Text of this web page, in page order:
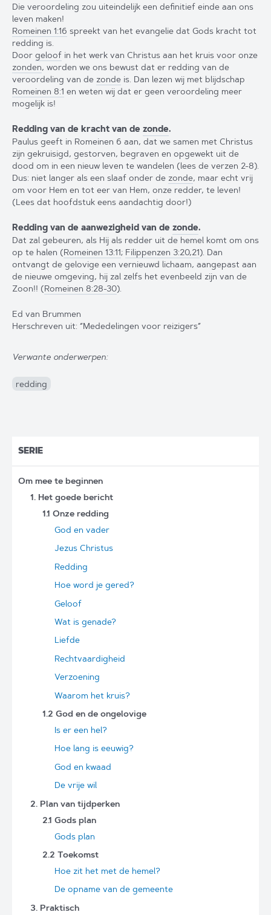
Die veroordeling zou uiteindelijk een definitief einde aan ons
leven maken!
Romeinen 1:16 spreekt van het evangelie dat Gods kracht tot
redding is.
Door geloof in het werk van Christus aan het kruis voor onze
zonden, worden we ons bewust dat er redding van de
veroordeling van de zonde is. Dan lezen wij met blijdschap
Romeinen 8:1 en weten wij dat er geen veroordeling meer
mogelijk is!
Redding van de kracht van de zonde.
Paulus geeft in Romeinen 6 aan, dat we samen met Christus
zijn gekruisigd, gestorven, begraven en opgewekt uit de
dood om in een nieuw leven te wandelen (lees de verzen 2-8).
Dus: niet langer als een slaaf onder de zonde, maar echt vrij
om voor Hem en tot eer van Hem, onze redder, te leven!
(Lees dat hoofdstuk eens aandachtig door!)
Redding van de aanwezigheid van de zonde.
Dat zal gebeuren, als Hij als redder uit de hemel komt om ons
op te halen (Romeinen 13:11; Filippenzen 3:20,21). Dan
ontvangt de gelovige een vernieuwd lichaam, aangepast aan
de nieuwe omgeving, hij zal zelfs het evenbeeld zijn van de
Zoon!! (Romeinen 8:28-30).
Ed van Brummen
Herschreven uit: “Mededelingen voor reizigers”
Verwante onderwerpen:
redding
SERIE
Om mee te beginnen
1. Het goede bericht
1.1 Onze redding
God en vader
Jezus Christus
Redding
Hoe word je gered?
Geloof
Wat is genade?
Liefde
Rechtvaardigheid
Verzoening
Waarom het kruis?
1.2 God en de ongelovige
Is er een hel?
Hoe lang is eeuwig?
God en kwaad
De vrije wil
2. Plan van tijdperken
2.1 Gods plan
Gods plan
2.2 Toekomst
Hoe zit het met de hemel?
De opname van de gemeente
3. Praktisch